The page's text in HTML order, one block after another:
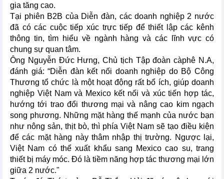
gia tăng cao.
Tại phiên B2B của Diễn đàn, các doanh nghiệp 2 nước
đã có các cuộc tiếp xúc trực tiếp để thiết lập các kênh
thông tin, tìm hiểu về ngành hàng và các lĩnh vực có
chung sự quan tâm.
Ông Nguyễn Đức Hưng, Chủ tịch Tập đoàn càphê N.A,
đánh giá: “Diễn đàn kết nối doanh nghiệp do Bộ Công
Thương tổ chức là một hoạt động rất bổ ích, giúp doanh
nghiệp Việt Nam và Mexico kết nối và xúc tiến hợp tác,
hướng tới trao đổi thương mại và nâng cao kim ngạch
song phương. Những mặt hàng thế mạnh của nước bạn
như nông sản, thịt bò, thì phía Việt Nam sẽ tạo điều kiện
để các mặt hàng này thâm nhập thị trường. Ngược lại,
Việt Nam có thể xuất khẩu sang Mexico cao su, trang
thiết bị máy móc. Đó là tiềm năng hợp tác thương mại lớn
giữa 2 nước."